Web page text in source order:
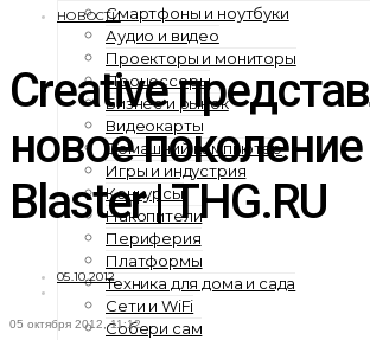
Смартфоны и ноутбуки
Аудио и видео
Проекторы и мониторы
Процессоры
Бизнес и рынок
Видеокарты
Домашний компьютер
Игры и индустрия
Конкурсы
Накопители
Периферия
Платформы
Техника для дома и сада
Сети и WiFi
Собери сам
НОВОСТИ
Creative
новое поколение
Blaster | THG.RU
05.10.2012
05 октября 2012, 11:12